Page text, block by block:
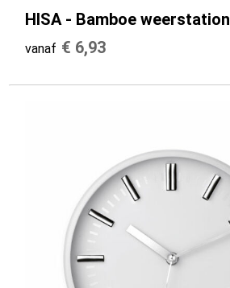
HISA - Bamboe weerstation
vanaf € 6,93